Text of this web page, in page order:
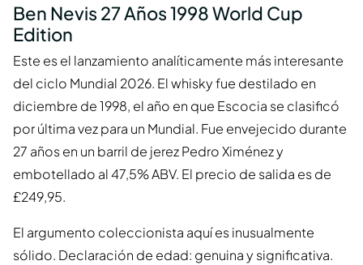
Ben Nevis 27 Años 1998 World Cup
Edition
Este es el lanzamiento analíticamente más interesante
del ciclo Mundial 2026. El whisky fue destilado en
diciembre de 1998, el año en que Escocia se clasificó
por última vez para un Mundial. Fue envejecido durante
27 años en un barril de jerez Pedro Ximénez y
embotellado al 47,5% ABV. El precio de salida es de
£249,95.
El argumento coleccionista aquí es inusualmente
sólido. Declaración de edad: genuina y significativa.